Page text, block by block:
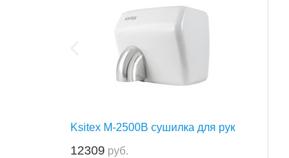
Ksitex M-2500B сушилка для рук
12309 руб.